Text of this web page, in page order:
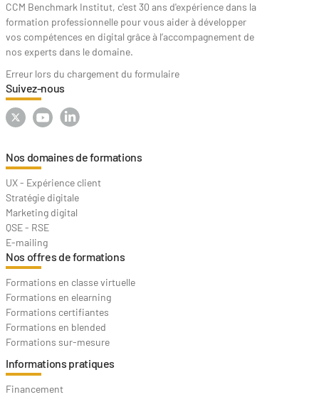
CCM Benchmark Institut, c'est 30 ans d'expérience dans la
formation professionnelle pour vous aider à développer
vos compétences en digital grâce à l’accompagnement de
nos experts dans le domaine.
Erreur lors du chargement du formulaire
Suivez-nous
Nos domaines de formations
UX - Expérience client
Stratégie digitale
Marketing digital
QSE - RSE
E-mailing
Nos offres de formations
Formations en classe virtuelle
Formations en elearning
Formations certifiantes
Formations en blended
Formations sur-mesure
Informations pratiques
Financement